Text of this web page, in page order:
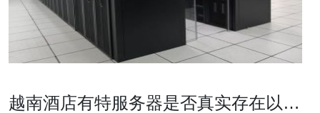
越南酒店有特服务器是否真实存在以及